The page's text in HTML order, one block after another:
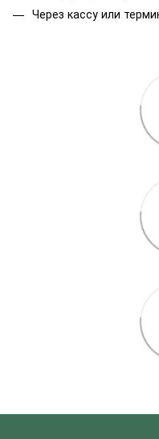
Через кассу или